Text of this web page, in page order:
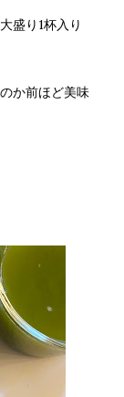
盛り1杯入り
か前ほど美味